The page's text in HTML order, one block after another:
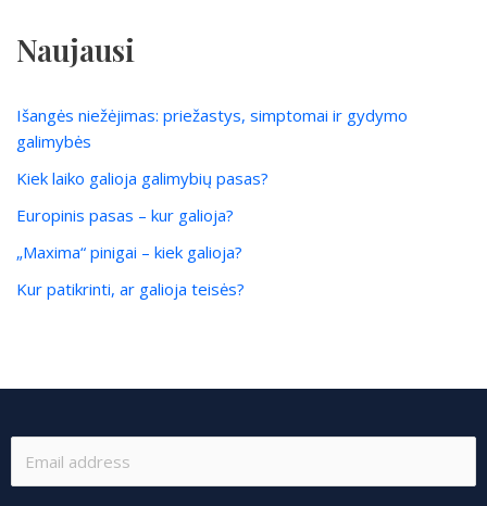
Naujausi
Išangės niežėjimas: priežastys, simptomai ir gydymo
galimybės
Kiek laiko galioja galimybių pasas?
Europinis pasas – kur galioja?
„Maxima“ pinigai – kiek galioja?
Kur patikrinti, ar galioja teisės?